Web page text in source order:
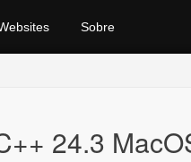
Sobre
24.3